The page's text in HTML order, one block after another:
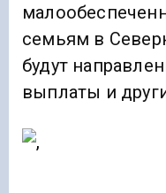
семьям в
будут
выплаты и